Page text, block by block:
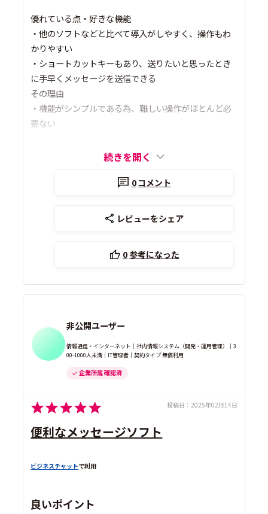
優れている点・好きな機能
・他のソフトなどと比べて導入がしやすく、操作もわ
かりやすい
・ショートカットキーもあり、送りたいと思ったとき
に手早くメッセージを送信できる
その理由
・機能がシンプルである為、難しい操作がほとんど必
要ない
続きを開く
0コメント
レビューをシェア
0参考になった
非公開ユーザー
情報通信・インターネット｜社内情報システム（開発・運用管理）｜3
00-1000人未満｜IT管理者｜契約タイプ 無償利用
企業所属 確認済
投稿日： 2025年02月14日
便利なメッセージソフト
ビジネスチャットで利用
良いポイント